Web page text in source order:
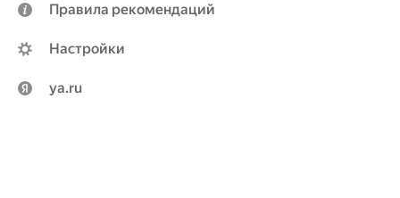
Правила рекомендаций
Настройки
ya.ru